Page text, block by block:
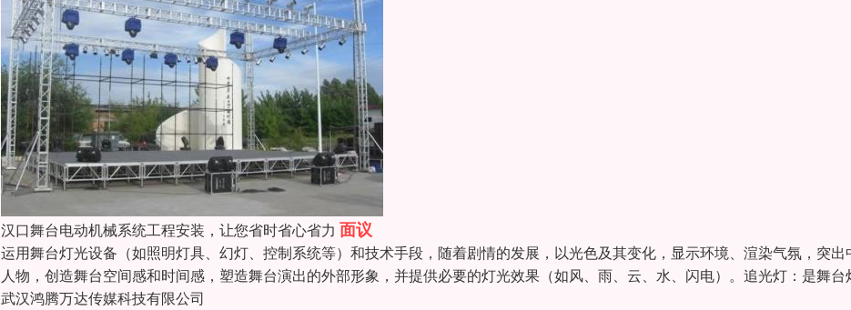
汉口舞台电动机械系统工程安装，让您省时省心省力 面议
运用舞台灯光设备（如照明灯具、幻灯、控制系统等）和技术手段，随着剧情的发展，以光色及其变化，显示环境、渲染气氛，突出
人物，创造舞台空间感和时间感，塑造舞台演出的外部形象，并提供必要的灯光效果（如风、雨、云、水、闪电）。追光灯：是舞台
武汉鸿腾万达传媒科技有限公司